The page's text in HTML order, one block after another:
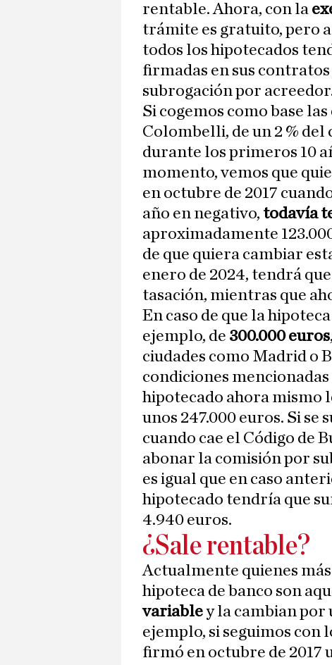
rentable. Ahora, con la
trámite es gratuito, pero
todos los hipotecados
firmadas en sus
subrogación por
Si cogemos como base
Colombelli, de un 2 %
durante los primeros 10
momento, vemos que
en octubre de 2017
año en negativo, todavía
aproximadamente
de que quiera cambiar
enero de 2024, tendrá
tasación, mientras que
En caso de que la
ejemplo, de 300.000 euros
ciudades como Madrid o
condiciones
hipotecado ahora mismo
unos 247.000 euros. Si se
cuando cae el Código de
abonar la comisión por
es igual que en caso
hipotecado tendría que
4.940 euros.
¿Sale rentable?
Actualmente quienes
hipoteca de banco son
variabley la cambian por
ejemplo, si seguimos con
firmó en octubre de 2017